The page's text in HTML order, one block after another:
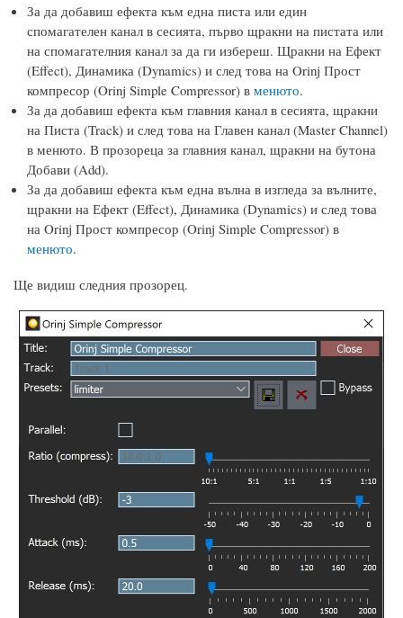
За да добавиш ефекта към една писта или един
спомагателен канал в сесията, първо щракни на пистата или
на спомагателния канал за да ги избереш. Щракни на Ефект
(Effect), Динамика (Dynamics) и след това на Orinj Прост
компресор (Orinj Simple Compressor) в менюто.
За да добавиш ефекта към главния канал в сесията, щракни
на Писта (Track) и след това на Главен канал (Master Channel)
в менюто. В прозореца за главния канал, щракни на бутона
Добави (Add).
За да добавиш ефекта към една вълна в изгледа за вълните,
щракни на Ефект (Effect), Динамика (Dynamics) и след това
на Orinj Прост компресор (Orinj Simple Compressor) в
менюто.
Ще видиш следния прозорец.